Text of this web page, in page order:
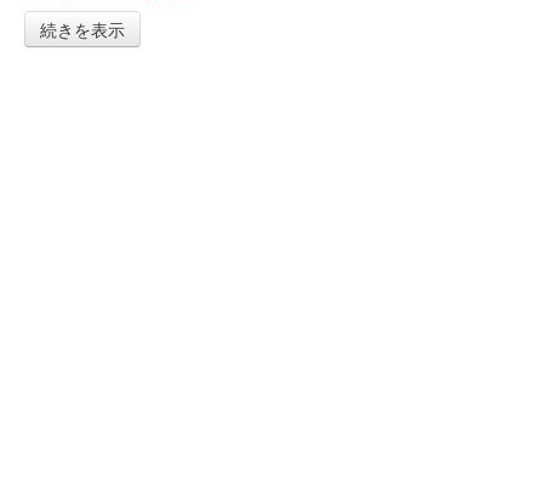
続きを表示